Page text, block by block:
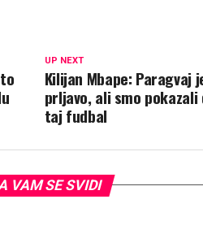
UP NEXT
Kilijan Mbape: Paragvaj
prljavo, ali smo pokazali
taj fudbal
VAM SE SVIDI